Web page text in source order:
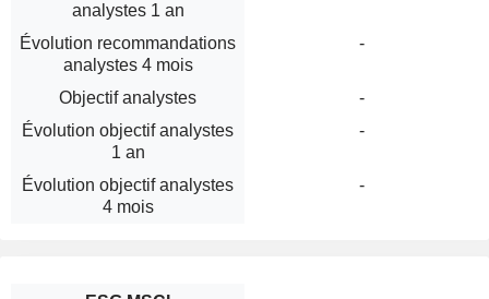
analystes 1 an
Évolution recommandations
analystes 4 mois
-
Objectif analystes
-
Évolution objectif analystes
1 an
-
Évolution objectif analystes
4 mois
-